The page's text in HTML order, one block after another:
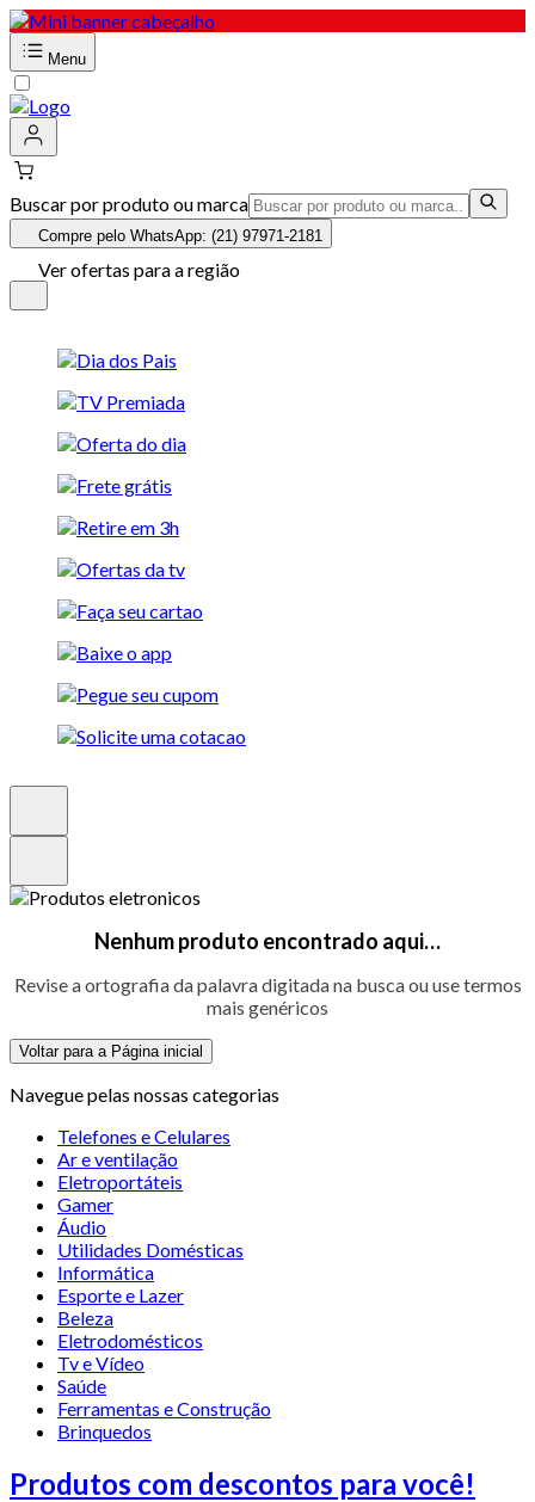
Menu
Buscar por produto ou marca
Compre pelo WhatsApp: (21) 97971-2181
Ver ofertas para a região
Nenhum produto encontrado aqui…
Revise a ortografia da palavra digitada na busca ou use termos
mais genéricos
Voltar para a Página inicial
Navegue pelas nossas categorias
Telefones e Celulares
Ar e ventilação
Eletroportáteis
Gamer
Áudio
Utilidades Domésticas
Informática
Esporte e Lazer
Beleza
Eletrodomésticos
Tv e Vídeo
Saúde
Ferramentas e Construção
Brinquedos
Produtos com descontos para você!